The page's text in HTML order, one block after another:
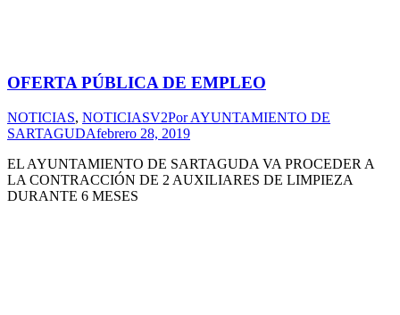
OFERTA PÚBLICA DE EMPLEO
NOTICIAS, NOTICIASV2PorAYUNTAMIENTO DE
SARTAGUDAfebrero 28, 2019
EL AYUNTAMIENTO DE SARTAGUDA VA PROCEDER A
LA CONTRACCIÓN DE 2 AUXILIARES DE LIMPIEZA
DURANTE 6 MESES